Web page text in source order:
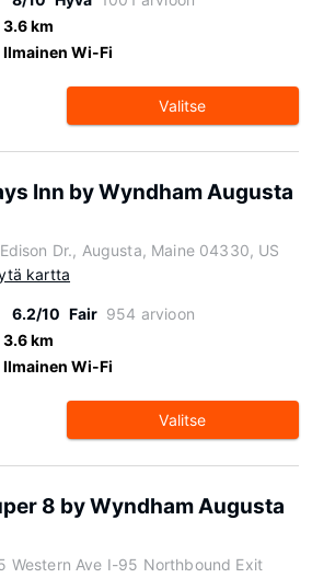
3.6 km
Ilmainen Wi-Fi
Valitse
Inn by Wyndham Augusta
Dr., Augusta, Maine 04330, US
kartta
6.2/10 Fair 954 arvioon
3.6 km
Ilmainen Wi-Fi
Valitse
8 by Wyndham Augusta
Western Ave I-95 Northbound Exit